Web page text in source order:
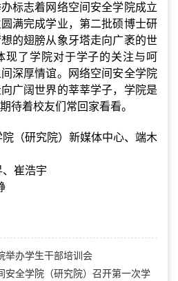
标志着网络空间安全学院成立
满完成学业，第二批硕博士研
的翅膀从象牙塔走向广袤的世
现了学院对于学子的关注与呵
深厚情谊。
网络空间安全学院
广阔世界的莘莘学子，学院是
待着校友们常回家看看。
院（研究院）新媒体中心、端木
、崔浩宇
举办学生干部培训会
安全学院（研究院）召开第一次学